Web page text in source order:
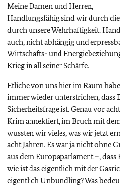
Meine Damen und Herren,
Handlungsfähig sind wir durch
durch unsere Wehrhaftigkeit.
auch, nicht abhängig und
Wirtschafts- und
Krieg in all seiner Schärfe.
Etliche von uns hier im Raum
immer wieder unterstrichen, dass
Sicherheitsfrage ist. Genau vor
Krim annektiert, im Bruch mit
wussten wir vieles, was wir jetzt
acht Jahren. Es war ja nicht ohne
aus dem Europaparlament –,
wie ist das eigentlich mit der
eigentlich Unbundling? Was